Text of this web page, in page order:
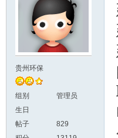
贵州环保
组别
管理员
生日
帖子
829